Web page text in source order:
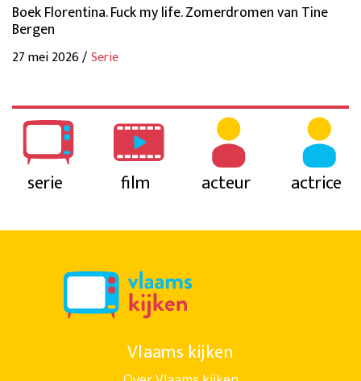
Boek Florentina. Fuck my life. Zomerdromen van Tine
Bergen
27 mei 2026 /Serie
serie film acteur actrice
Vlaams kijken